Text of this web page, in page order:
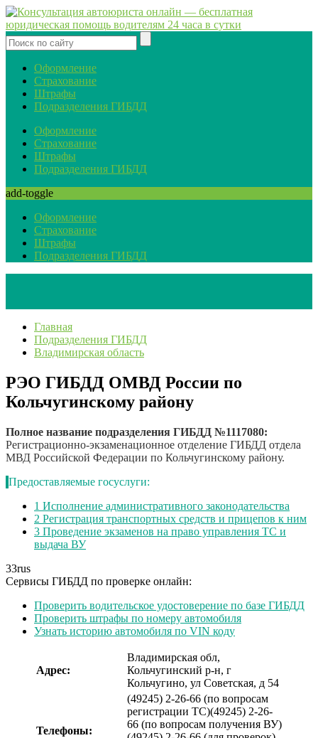
Оформление
Страхование
Штрафы
Подразделения ГИБДД
Оформление
Страхование
Штрафы
Подразделения ГИБДД
add-toggle
Оформление
Страхование
Штрафы
Подразделения ГИБДД
Главная
Подразделения ГИБДД
Владимирская область
РЭО ГИБДД ОМВД России по
Кольчугинскому району
Полное название подразделения ГИБДД №1117080:
Регистрационно-экзаменационное отделение ГИБДД отдела
МВД Российской Федерации по Кольчугинскому району.
Предоставляемые госуслуги:
1 Исполнение административного законодательства
2 Регистрация транспортных средств и прицепов к ним
3 Проведение экзаменов на право управления ТС и
выдача ВУ
33rus
Сервисы ГИБДД по проверке онлайн:
Проверить водительское удостоверение по базе ГИБДД
Проверить штрафы по номеру автомобиля
Узнать историю автомобиля по VIN коду
Адрес:
Владимирская обл,
Кольчугинский р-н, г
Кольчугино, ул Советская, д 54
Телефоны:
(49245) 2-26-66 (по вопросам
регистрации ТС)(49245) 2-26-
66 (по вопросам получения ВУ)